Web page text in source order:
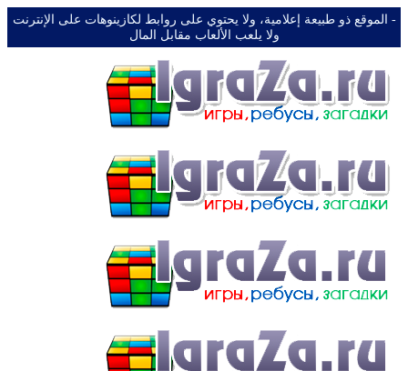
-️ الموقع ذو طبيعة إعلامية، ولا يحتوي على روابط لكازينوهات على الإنترنت
ولا يلعب الألعاب مقابل المال